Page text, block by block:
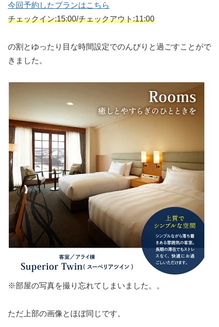
今回予約したプランはこちら
チェックイン:15:00/チェックアウト:11:00
の割とゆったり目な時間設定でのんびりと過ごすことがで
きました。
※部屋の写真を撮り忘れてしまいました。。
ただ上部の画像とほぼ同じです。